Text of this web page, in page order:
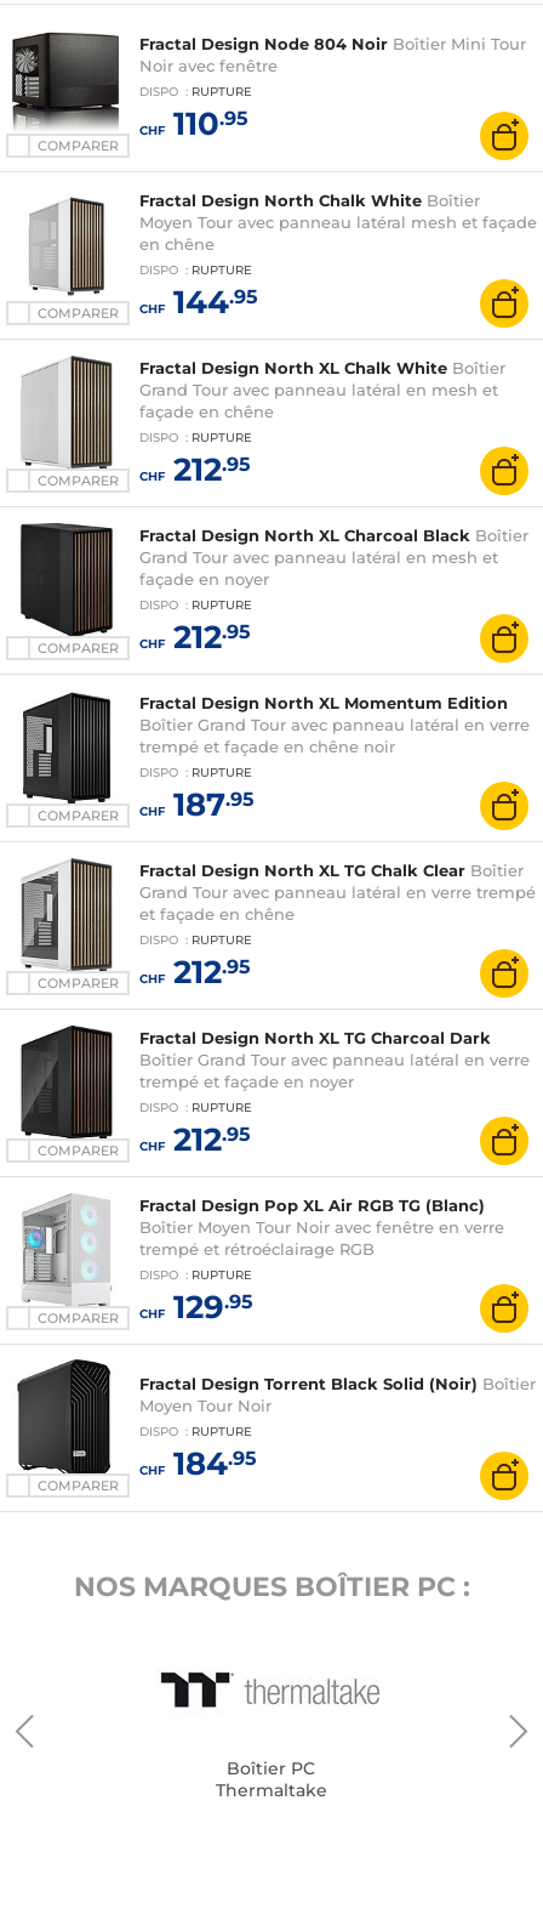
COMPARER
Fractal Design Node 804 Noir Boîtier Mini Tour
Noir avec fenêtre
DISPO : RUPTURE
CHF110.95
COMPARER
Fractal Design North Chalk White Boîtier
Moyen Tour avec panneau latéral mesh et façade
en chêne
DISPO : RUPTURE
CHF144.95
COMPARER
Fractal Design North XL Chalk White Boîtier
Grand Tour avec panneau latéral en mesh et
façade en chêne
DISPO : RUPTURE
CHF212.95
COMPARER
Fractal Design North XL Charcoal Black Boîtier
Grand Tour avec panneau latéral en mesh et
façade en noyer
DISPO : RUPTURE
CHF212.95
COMPARER
Fractal Design North XL Momentum Edition
Boîtier Grand Tour avec panneau latéral en verre
trempé et façade en chêne noir
DISPO : RUPTURE
CHF187.95
COMPARER
Fractal Design North XL TG Chalk Clear Boîtier
Grand Tour avec panneau latéral en verre trempé
et façade en chêne
DISPO : RUPTURE
CHF212.95
COMPARER
Fractal Design North XL TG Charcoal Dark
Boîtier Grand Tour avec panneau latéral en verre
trempé et façade en noyer
DISPO : RUPTURE
CHF212.95
COMPARER
Fractal Design Pop XL Air RGB TG (Blanc)
Boîtier Moyen Tour Noir avec fenêtre en verre
trempé et rétroéclairage RGB
DISPO : RUPTURE
CHF129.95
COMPARER
Fractal Design Torrent Black Solid (Noir) Boîtier
Moyen Tour Noir
DISPO : RUPTURE
CHF184.95
NOS MARQUES BOÎTIER PC :
Boîtier PC
Thermaltake